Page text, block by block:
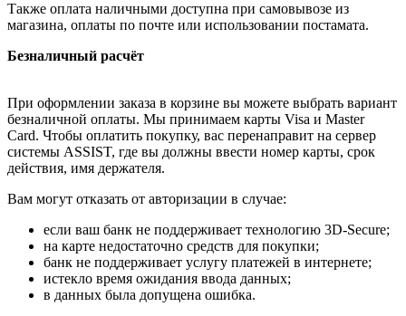
Также оплата наличными доступна при самовывозе из
магазина, оплаты по почте или использовании постамата.
Безналичный расчёт
При оформлении заказа в корзине вы можете выбрать вариант
безналичной оплаты. Мы принимаем карты Visa и Master
Card. Чтобы оплатить покупку, вас перенаправит на сервер
системы ASSIST, где вы должны ввести номер карты, срок
действия, имя держателя.
Вам могут отказать от авторизации в случае:
если ваш банк не поддерживает технологию 3D-Secure;
на карте недостаточно средств для покупки;
банк не поддерживает услугу платежей в интернете;
истекло время ожидания ввода данных;
в данных была допущена ошибка.